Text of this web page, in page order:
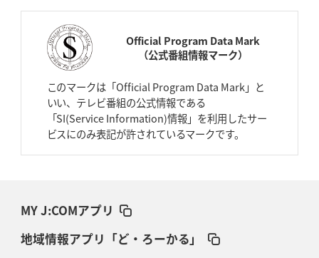
Official Program Data Mark
（公式番組情報マーク）
このマークは「Official Program Data Mark」と
いい、テレビ番組の公式情報である
「SI(Service Information)情報」を利用したサー
ビスにのみ表記が許されているマークです。
MY J:COMアプリ
地域情報アプリ「ど・ろーかる」